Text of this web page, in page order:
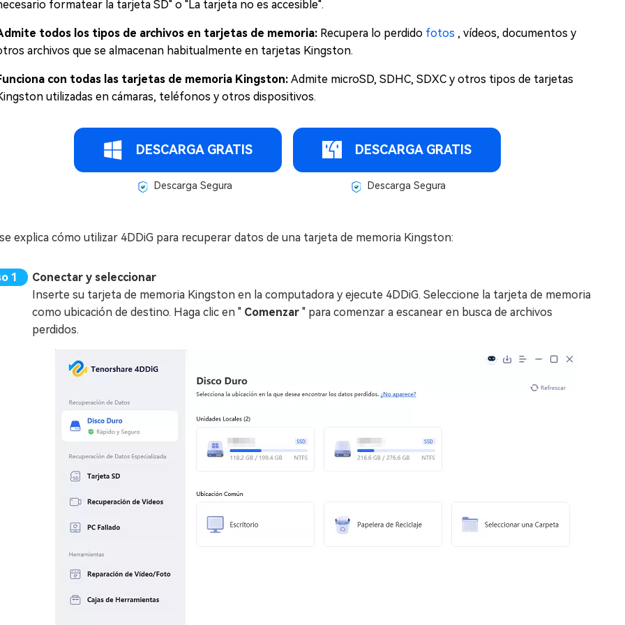
formatear la tarjeta SD" o "La tarjeta no es accesible".
todos los tipos de archivos en tarjetas de memoria: Recupera lo perdido fotos , vídeos, documentos y
archivos que se almacenan habitualmente en tarjetas Kingston.
con todas las tarjetas de memoria Kingston: Admite microSD, SDHC, SDXC y otros tipos de tarjetas
utilizadas en cámaras, teléfonos y otros dispositivos.
DESCARGA GRATIS
Descarga Segura
DESCARGA GRATIS
Descarga Segura
explica cómo utilizar 4DDiG para recuperar datos de una tarjeta de memoria Kingston:
Conectar y seleccionar
Inserte su tarjeta de memoria Kingston en la computadora y ejecute 4DDiG. Seleccione la tarjeta de memoria
como ubicación de destino. Haga clic en " Comenzar " para comenzar a escanear en busca de archivos
perdidos.